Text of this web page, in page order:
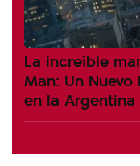
La increíble
Man: Un
en la Argentina